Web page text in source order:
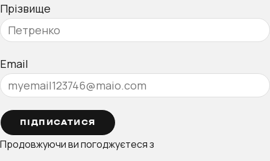
Прізвище
Email
ПІДПИСАТИСЯ
Продовжуючи ви погоджуєтеся з